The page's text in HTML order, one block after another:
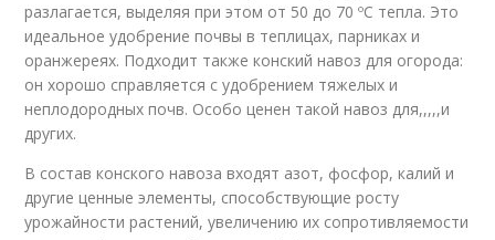
разлагается, выделяя при этом от 50 до 70 ºC тепла. Это
идеальное удобрение почвы в теплицах, парниках и
оранжереях. Подходит также конский навоз для огорода:
он хорошо справляется с удобрением тяжелых и
неплодородных почв. Особо ценен такой навоз для,,,,,и
других.
В состав конского навоза входят азот, фосфор, калий и
другие ценные элементы, способствующие росту
урожайности растений, увеличению их сопротивляемости